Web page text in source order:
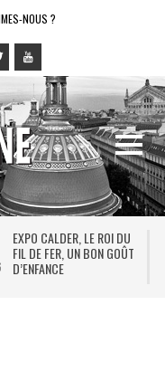
NOUS ?
EXPO CALDER, LE ROI DU
FIL DE FER, UN BON GOÛT
D’ENFANCE